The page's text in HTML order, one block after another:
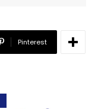
Pinterest